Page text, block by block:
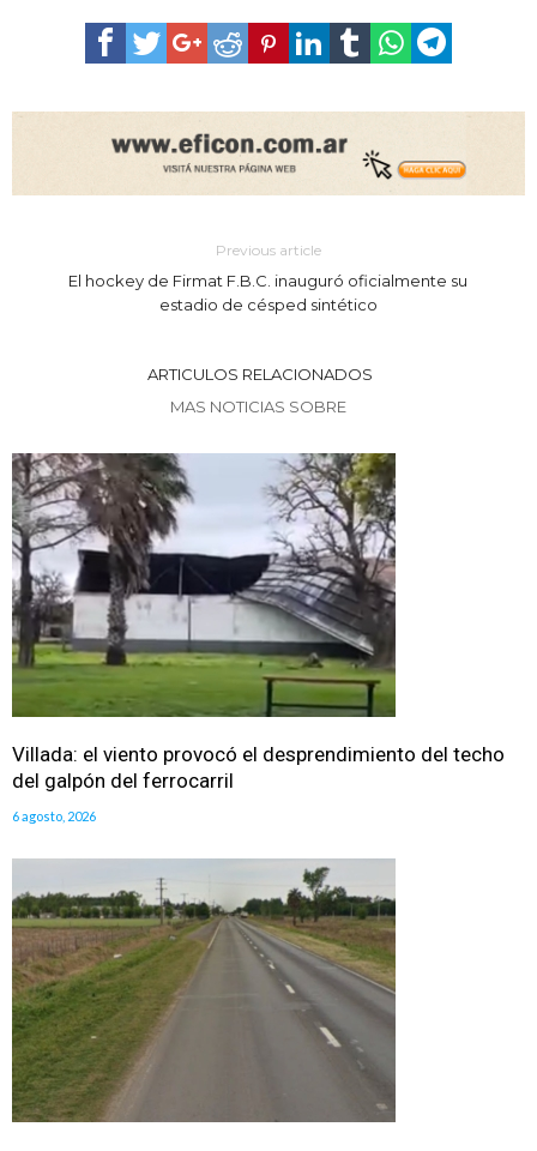
Previous article
El hockey de Firmat F.B.C. inauguró oficialmente su
estadio de césped sintético
ARTICULOS RELACIONADOS
MAS NOTICIAS SOBRE
Villada: el viento provocó el desprendimiento del techo
del galpón del ferrocarril
6 agosto, 2026